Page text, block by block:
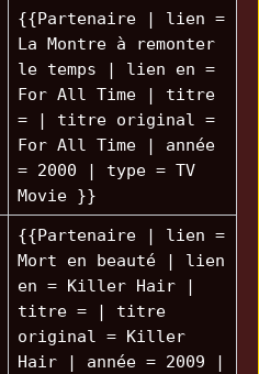
{{Partenaire | lien =
La Montre à remonter
le temps | lien en =
For All Time | titre
= | titre original =
For All Time | année
= 2000 | type = TV
Movie }}
{{Partenaire | lien =
Mort en beauté | lien
en = Killer Hair |
titre = | titre
original = Killer
Hair | année = 2009 |